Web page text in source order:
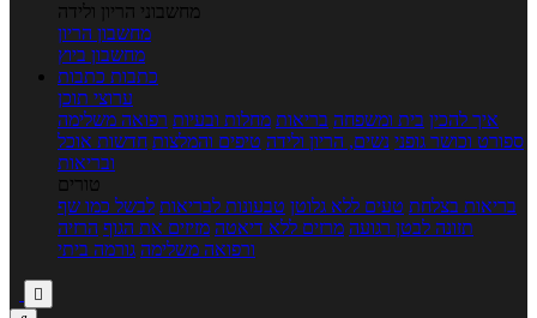
מחשבוני הריון ולידה
מחשבון הריון
מחשבון ביוץ
כתבות כתבות
ערוצי תוכן
איך להכין בית ומשפחה בריאות מחלות ובעיות רפואה משלימה
ספורט וכושר גופני נשים, הריון ולידה טיפים והמלצות חדשות אוכל
ובריאות
טורים
בריאות בצלחת טעים ללא גלוטן טבעונות לבריאות לבשל כמו שף
תזונה לבטן רגועה מרזים ללא דיאטה מזיזים את הגוף הרזיה
ורפואה משלימה גורמה ביתי
